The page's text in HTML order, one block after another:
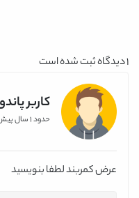
دیدگاه ثبت شده است
کاربر پاندورا
حدود 1 سال پیش
عرض کمربند لطفا بنویسید